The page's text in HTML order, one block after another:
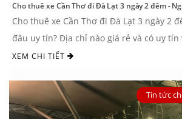
Cho thuê xe Cần Thơ đi Đà Lạt 3 ngày 2 đêm -
Cho thuê xe Cần Thơ đi Đà Lạt 3 ngày 2
đâu uy tín? Địa chỉ nào giá rẻ và có uy tín
XEM CHI TIẾT
Tin tức